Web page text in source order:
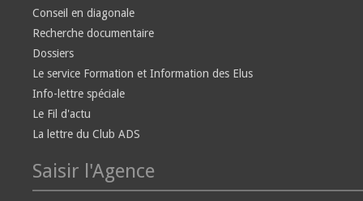
Conseil en diagonale
Recherche documentaire
Dossiers
Le service Formation et Information des Elus
Info-lettre spéciale
Le Fil d'actu
La lettre du Club ADS
Saisir l'Agence